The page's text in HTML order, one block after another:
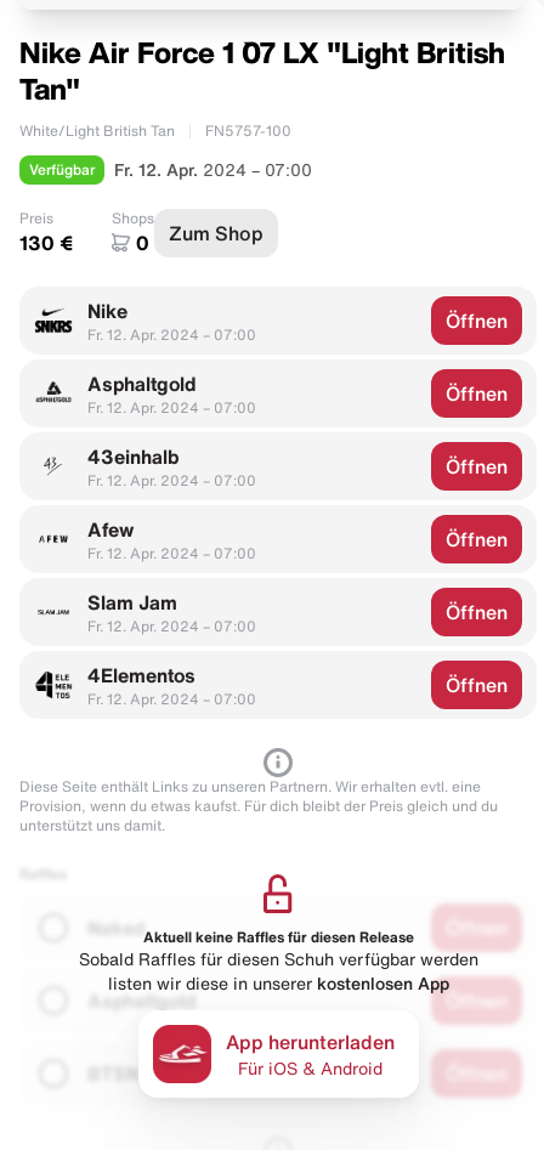
Nike Air Force 1 `07 LX "Light British
Tan"
White/Light British Tan FN5757-100
Verfügbar Fr. 12. Apr. 2024 – 07:00
Preis
130 €
Shops
0 Zum Shop
Nike
Fr. 12. Apr. 2024 – 07:00
Öffnen
Asphaltgold
Fr. 12. Apr. 2024 – 07:00
Öffnen
43einhalb
Fr. 12. Apr. 2024 – 07:00
Öffnen
Afew
Fr. 12. Apr. 2024 – 07:00
Öffnen
Slam Jam
Fr. 12. Apr. 2024 – 07:00
Öffnen
4Elementos
Fr. 12. Apr. 2024 – 07:00
Öffnen
Diese Seite enthält Links zu unseren Partnern. Wir erhalten evtl. eine
Provision, wenn du etwas kaufst. Für dich bleibt der Preis gleich und du
unterstützt uns damit.
Naked
Asphaltgold
Aktuell keine Raffles für diesen Release
Sobald Raffles für diesen Schuh verfügbar werden
listen wir diese in unserer kostenlosen App
App herunterladen
Für iOS & Android